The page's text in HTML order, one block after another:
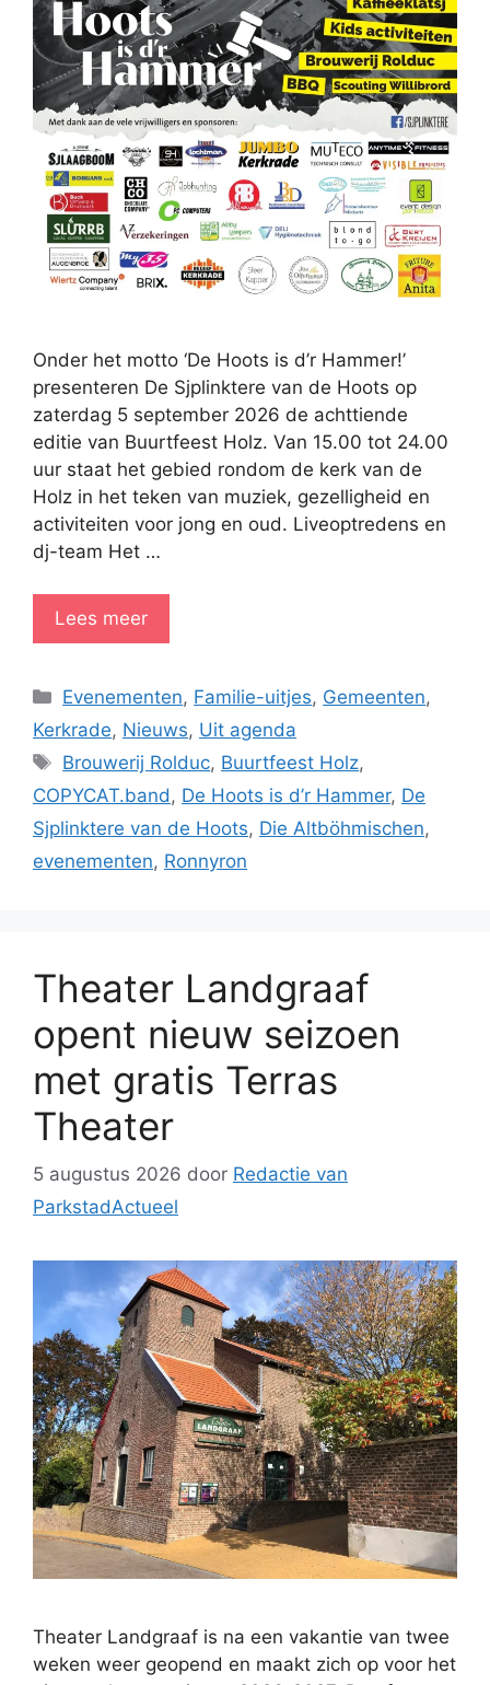
Onder het motto ‘De Hoots is d’r Hammer!’
presenteren De Sjplinktere van de Hoots op
zaterdag 5 september 2026 de achttiende
editie van Buurtfeest Holz. Van 15.00 tot 24.00
uur staat het gebied rondom de kerk van de
Holz in het teken van muziek, gezelligheid en
activiteiten voor jong en oud. Liveoptredens en
dj-team Het …
Lees meer
Categorieën
Evenementen, Familie-uitjes, Gemeenten,
Kerkrade, Nieuws, Uit agenda
Tags
Brouwerij Rolduc, Buurtfeest Holz,
COPYCAT.band , De Hoots is d’r Hammer, De
Sjplinktere van de Hoots, Die Altböhmischen,
evenementen, Ronnyron
Theater Landgraaf
opent nieuw seizoen
met gratis Terras
Theater
5 augustus 2026 door Redactie van
ParkstadActueel
Theater Landgraaf is na een vakantie van twee
weken weer geopend en maakt zich op voor het